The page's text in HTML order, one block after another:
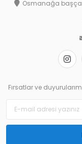
Osmanağa
Fırsatlar ve